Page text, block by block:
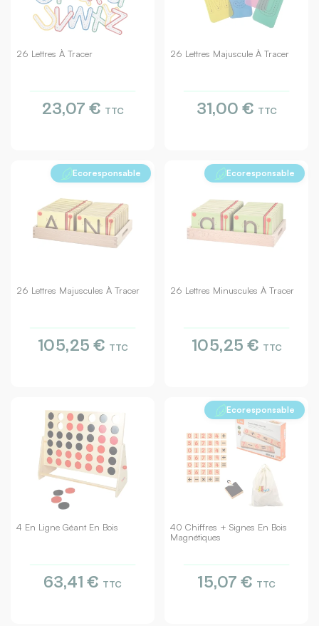
26 Lettres À Tracer
23,07 € TTC
26 Lettres Majuscule À Tracer
31,00 € TTC
26 Lettres Majuscules À Tracer
Ecoresponsable
105,25 € TTC
26 Lettres Minuscules À Tracer
Ecoresponsable
105,25 € TTC
4 En Ligne Géant En Bois
63,41 € TTC
40 Chiffres + Signes En Bois
Magnétiques
Ecoresponsable
15,07 € TTC